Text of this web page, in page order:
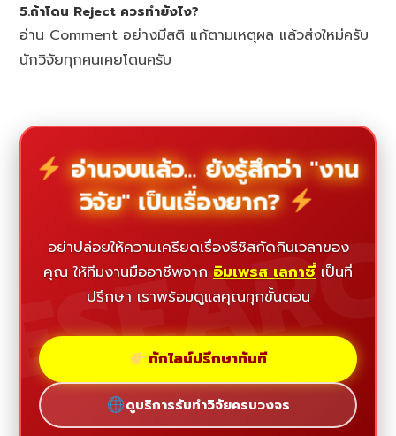
5.ถ้าโดน Reject ควรทำยังไง?
อ่าน Comment อย่างมีสติ แก้ตามเหตุผล แล้วส่งใหม่ครับ
นักวิจัยทุกคนเคยโดนครับ
อ่านจบแล้ว... ยังรู้สึกว่า "งาน
วิจัย" เป็นเรื่องยาก?
อย่าปล่อยให้ความเครียดเรื่องธีซิสกัดกินเวลาของ
คุณ ให้ทีมงานมืออาชีพจาก อิมเพรส เลกาซี่ เป็นที่
ปรึกษา เราพร้อมดูแลคุณทุกขั้นตอน
ทักไลน์ปรึกษาทันที
ดูบริการรับทำวิจัยครบวงจร